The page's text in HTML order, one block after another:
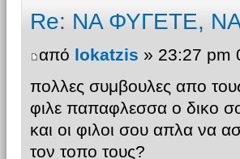
Re: ΝΑ ΦΥΓΕΤΕ,
από lokatzis » 23:27 pm
πολλες συμβουλες απο
φιλε παπαφλεσσα ο δικο
και οι φιλοι σου απλα να
τον τοπο τους?